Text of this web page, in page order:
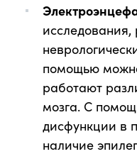
помощью
работают
мозга. С
дисфункции в
наличие